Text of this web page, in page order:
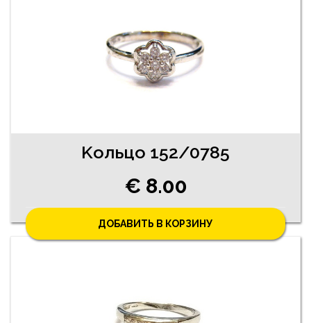
Kольцо 152/0785
€ 8.00
ДОБАВИТЬ В КОРЗИНУ